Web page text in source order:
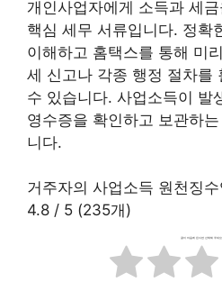
개인사업자에게 소득과 세
핵심 세무 서류입니다. 정확
이해하고 홈택스를 통해 미
세 신고나 각종 행정 절차를
수 있습니다. 사업소득이 발
영수증을 확인하고 보관하
니다.
거주자의 사업소득 원천징
4.8 / 5 (235개)
글이 마음에 든다면 선택해 주세요